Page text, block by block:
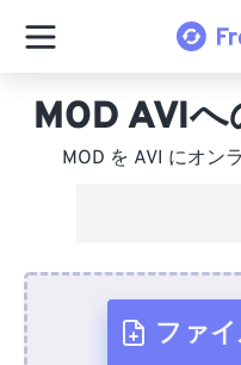
MOD AVI
MOD を AVI にオン
ファ